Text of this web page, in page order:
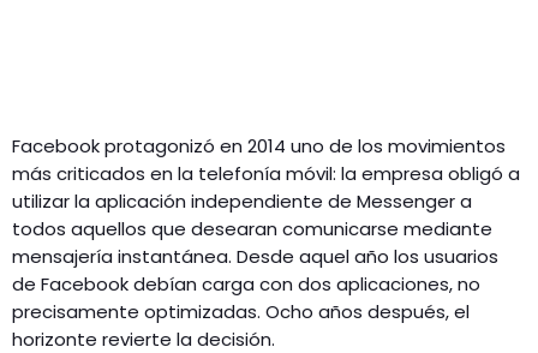
Facebook protagonizó en 2014 uno de los movimientos
más criticados en la telefonía móvil: la empresa obligó a
utilizar la aplicación independiente de Messenger a
todos aquellos que desearan comunicarse mediante
mensajería instantánea. Desde aquel año los usuarios
de Facebook debían carga con dos aplicaciones, no
precisamente optimizadas. Ocho años después, el
horizonte revierte la decisión.